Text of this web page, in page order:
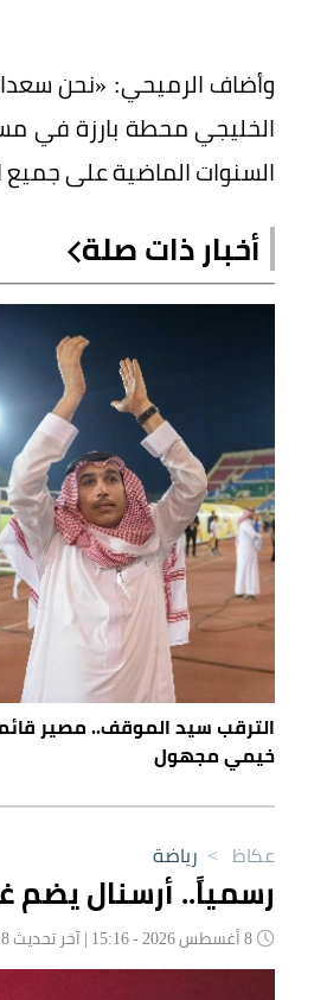
وأضاف الرميحي: «نحن
الخليجي محطة بارزة في
السنوات الماضية على جميع
أخبار ذات صلة
الترقب سيد الموقف.. مصير
خيمي مجهول
عكاظ > رياضة
رسمياً.. أرسنال